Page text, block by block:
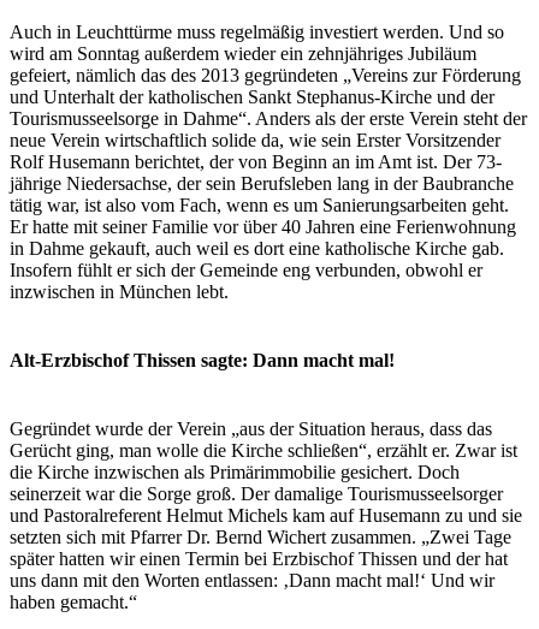
Auch in Leuchttürme muss regelmäßig investiert werden. Und so
wird am Sonntag außerdem wieder ein zehnjähriges Jubiläum
gefeiert, nämlich das des 2013 gegründeten „Vereins zur Förderung
und Unterhalt der katholischen Sankt Stephanus-Kirche und der
Tourismusseelsorge in Dahme“. Anders als der erste Verein steht der
neue Verein wirtschaftlich solide da, wie sein Erster Vorsitzender
Rolf Husemann berichtet, der von Beginn an im Amt ist. Der 73-
jährige Niedersachse, der sein Berufsleben lang in der Baubranche
tätig war, ist also vom Fach, wenn es um Sanierungsarbeiten geht.
Er hatte mit seiner Familie vor über 40 Jahren eine Ferien­wohnung
in Dahme gekauft, auch weil es dort eine katholische Kirche gab.
Insofern fühlt er sich der Gemeinde eng verbunden, obwohl er
inzwischen in München lebt.
Alt-Erzbischof Thissen sagte: Dann macht mal!
Gegründet wurde der Verein „aus der Situation heraus, dass das
Gerücht ging, man wolle die Kirche schließen“, erzählt er. Zwar ist
die Kirche inzwischen als Primärimmobilie gesichert. Doch
seinerzeit war die Sorge groß. Der damalige Tourismusseelsorger
und Pastoralreferent Helmut Michels kam auf Husemann zu und sie
setzten sich mit Pfarrer Dr. Bernd Wichert zusammen. „Zwei Tage
später hatten wir einen Termin bei Erzbischof Thissen und der hat
uns dann mit den Worten entlassen: ‚Dann macht mal!‘ Und wir
haben gemacht.“